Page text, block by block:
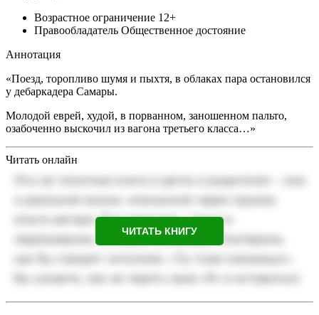
Возрастное ограничение 12+
Правообладатель Общественное достояние
Аннотация
«Поезд, торопливо шумя и пыхтя, в облаках пара остановился
у дебаркадера Самары.
Молодой еврей, худой, в порванном, заношенном пальто,
озабоченно выскочил из вагона третьего класса…»
Читать онлайн
ЧИТАТЬ КНИГУ